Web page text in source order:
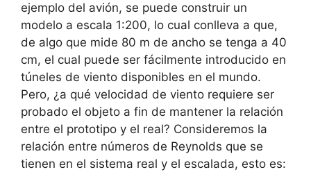
ejemplo del avión, se puede construir un
modelo a escala 1:200, lo cual conlleva a que,
de algo que mide 80 m de ancho se tenga a 40
cm, el cual puede ser fácilmente introducido en
túneles de viento disponibles en el mundo.
Pero, ¿a qué velocidad de viento requiere ser
probado el objeto a fin de mantener la relación
entre el prototipo y el real? Consideremos la
relación entre números de Reynolds que se
tienen en el sistema real y el escalada, esto es: